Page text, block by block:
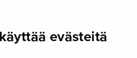
evästeitä